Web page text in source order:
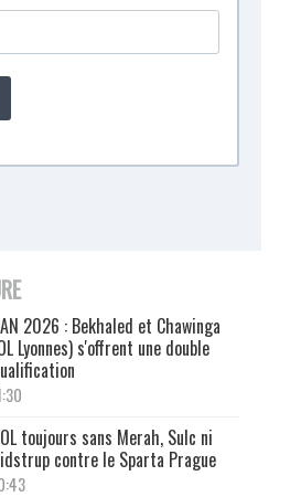
2026 : Bekhaled et Chawinga
Lyonnes) s'offrent une double
toujours sans Merah, Sulc ni
contre le Sparta Prague